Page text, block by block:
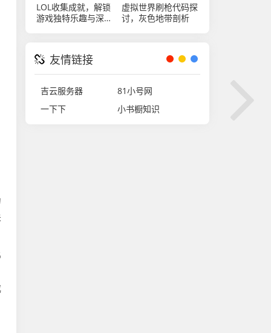
LOL收集成就，解锁
游戏独特乐趣与深度
虚拟世界刷枪代码探
讨，灰色地带剖析
友情链接
吉云服务器
81小号网
一下下
小书橱知识